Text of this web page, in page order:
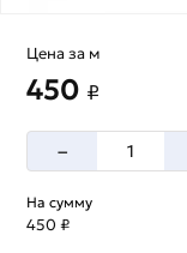
Цена за м
450 ₽
–
На сумму
450 ₽